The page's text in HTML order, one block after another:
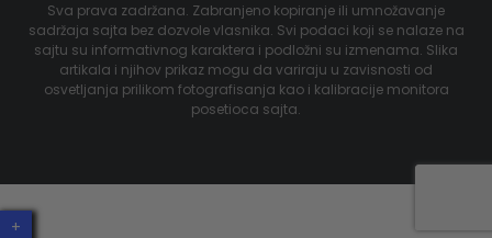
Sva prava zadržana. Zabranjeno kopiranje ili umnožavanje
sadržaja sajta bez dozvole vlasnika. Svi podaci koji se nalaze na
sajtu su informativnog karaktera i podložni su izmenama. Slika
artikala i njihov prikaz mogu da variraju u zavisnosti od
osvetljanja prilikom fotografisanja kao i kalibracije monitora
posetioca sajta.
+